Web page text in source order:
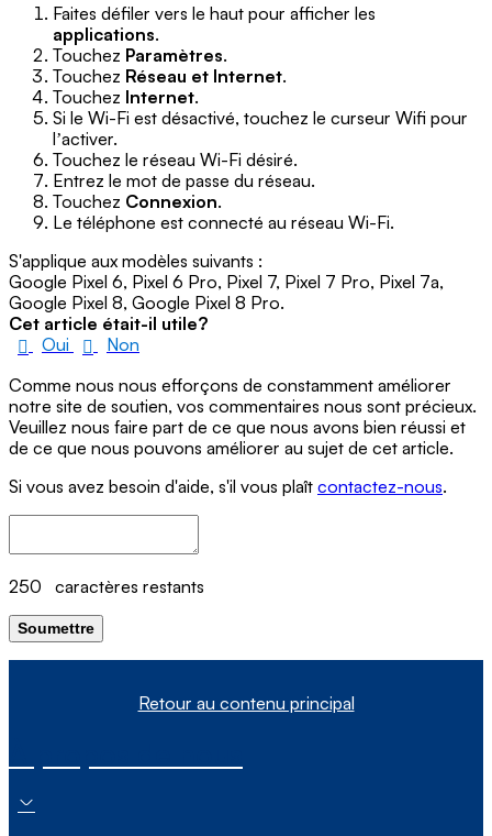
Faites défiler vers le haut pour afficher les
applications.
Touchez Paramètres.
Touchez Réseau et Internet.
Touchez Internet.
Si le Wi-Fi est désactivé, touchez le curseur Wifi pour
lʼactiver.
Touchez le réseau Wi-Fi désiré.
Entrez le mot de passe du réseau.
Touchez Connexion.
Le téléphone est connecté au réseau Wi-Fi.
S'applique aux modèles suivants :
Google Pixel 6, Pixel 6 Pro, Pixel 7, Pixel 7 Pro, Pixel 7a,
Google Pixel 8, Google Pixel 8 Pro.
Cet article était-il utile?
Oui
Non
Comme nous nous efforçons de constamment améliorer
notre site de soutien, vos commentaires nous sont précieux.
Veuillez nous faire part de ce que nous avons bien réussi et
de ce que nous pouvons améliorer au sujet de cet article.
Si vous avez besoin d'aide, s'il vous plaît contactez-nous.
250 caractères restants
Soumettre
Retour au contenu principal